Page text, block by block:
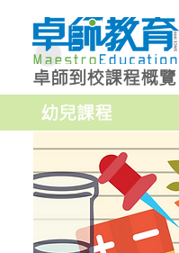
卓師到校課程概覽
幼兒課程